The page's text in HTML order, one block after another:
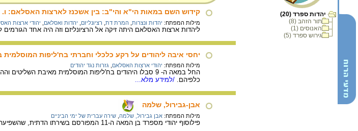
יהדות ספרד (20)
תור הזהב (8)
האנוסים (1)
גירוש ספרד (5)
קידוש השם במאות הי"א והי"ב: בין אשכנז לארצות האסלאם: ו.
מילות המפתח: יהדות ונצרות המרת דת רציונליזם יהדות ואסלאם יהודי ארצות
ליהדות ארצות האסלאם היתה זיקה אל הרציונליזם וזה היה אחד הגורמים
יחסי איבה ליהודים על רקע כלכלי וחברתי בח'ליפות
מילות המפתח: יהודי ארצות האסלאם גזרות נגד יהודים
החל במאה ה- 9 סבלו היהודים בח'ליפות המוסלמית מאיבת
כלפיהם. /למידע מלא...
אבן-גבירול, שלמה
מילות המפתח: אבן גבירול, שלמה שירה עברית של ימי הביניים
פילוסוף יהודי מספרד בן המאה ה-11 המפורסם בשירתו הדתית, שהשפיעה רבות על מקובלים ספרדים, ובמסות הפילוסופיות שכתב "תיקון מידות הנפש" ו"מקור חיים"